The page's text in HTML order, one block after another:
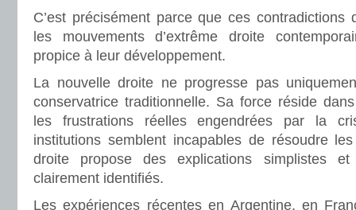
C’est précisément parce que ces contradictions
les mouvements d’extrême droite
propice à leur développement.
La nouvelle droite ne progresse pas
conservatrice traditionnelle. Sa force réside
les frustrations réelles engendrées par la
institutions semblent incapables de résoudre
droite propose des explications simplistes
clairement identifiés.
Les expériences récentes en Argentine, en